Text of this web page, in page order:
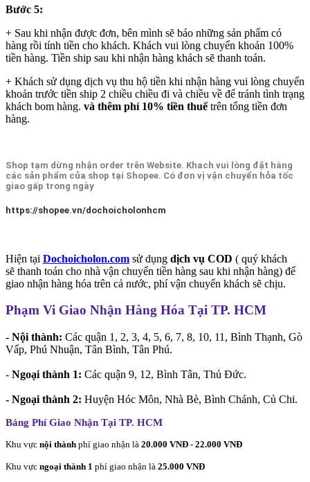
Bước 5:
+ Sau khi nhận được đơn, bên mình sẽ báo những sản phẩm có
hàng rồi tính tiền cho khách. Khách vui lòng chuyển khoản 100%
tiền hàng. Tiền ship sau khi nhận hàng khách sẽ thanh toán.
+ Khách sử dụng dịch vụ thu hộ tiền khi nhận hàng vui lòng chuyển
khoản trước tiền ship 2 chiều chiều đi và chiều về để tránh tình trạng
khách bom hàng. và thêm phí 10% tiền thuếtrên tổng tiền đơn
hàng.
Shop tạm dừng nhận order trên Website. Khach vui lòng đặt hàng
các sản phẩm của shop tại Shopee. Có đơn vị vận chuyển hỏa tốc
giao gấp trong ngày
https://shopee.vn/dochoicholonhcm
Hiện tại Dochoicholon.com sử dụng dịch vụ COD ( quý khách
sẽ thanh toán cho nhà vận chuyển tiền hàng sau khi nhận hàng) để
giao nhận hàng hóa trên cả nước, phí vận chuyển khách sẽ chịu.
Phạm Vi Giao Nhận Hàng Hóa Tại TP. HCM
- Nội thành: Các quận 1, 2, 3, 4, 5, 6, 7, 8, 10, 11, Bình Thạnh, Gò
Vấp, Phú Nhuận, Tân Bình, Tân Phú.
- Ngoại thành 1: Các quận 9, 12, Bình Tân, Thủ Đức.
- Ngoại thành 2: Huyện Hóc Môn, Nhà Bè, Bình Chánh, Củ Chi.
Bảng Phí Giao Nhận Tại TP. HCM
Khu vực nội thành phí giao nhận là 20.000 VNĐ - 22.000 VNĐ
Khu vực ngoại thành 1 phí giao nhận là 25.000 VNĐ